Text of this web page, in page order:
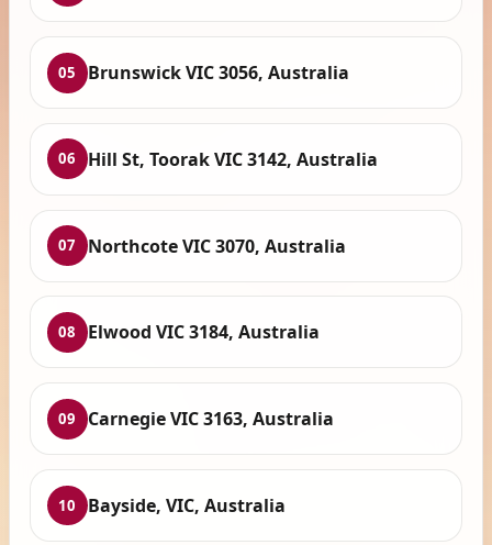
05 Brunswick VIC 3056, Australia
06 Hill St, Toorak VIC 3142, Australia
07 Northcote VIC 3070, Australia
08 Elwood VIC 3184, Australia
09 Carnegie VIC 3163, Australia
10 Bayside, VIC, Australia